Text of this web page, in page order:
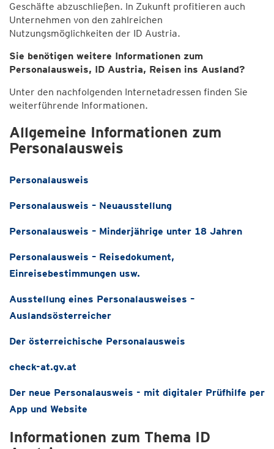
Geschäfte abzuschließen. In Zukunft profitieren auch
Unternehmen von den zahlreichen
Nutzungsmöglichkeiten der ID Austria.
Sie benötigen weitere Informationen zum
Personalausweis, ID Austria, Reisen ins Ausland?
Unter den nachfolgenden Internetadressen finden Sie
weiterführende Informationen.
Allgemeine Informationen zum
Personalausweis
Personalausweis
Personalausweis – Neuausstellung
Personalausweis – Minderjährige unter 18 Jahren
Personalausweis – Reisedokument,
Einreisebestimmungen usw.
Ausstellung eines Personalausweises –
Auslandsösterreicher
Der österreichische Personalausweis
check-at.gv.at
Der neue Personalausweis - mit digitaler Prüfhilfe per
App und Website
Informationen zum Thema ID